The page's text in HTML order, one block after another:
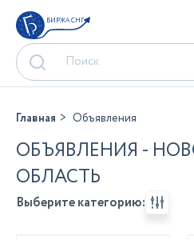
БИРЖА СНГ
Главная Объявления
ОБЪЯВЛЕНИЯ -
ОБЛАСТЬ
Выберите категорию: